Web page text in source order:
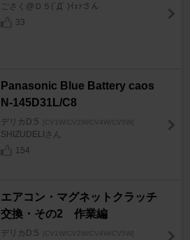
ごさく@Ｄ５(´Д` )ｲｪｧさん
33
Panasonic Blue Battery caos
N-145D31L/C8
デリカD:5 [CV1W/CV2W/CV4W/CV5W]
SHIZUDELIさん
154
エアコン・マグネットクラッチ
交換・その2 作業編
デリカD:5 [CV1W/CV2W/CV4W/CV5W]